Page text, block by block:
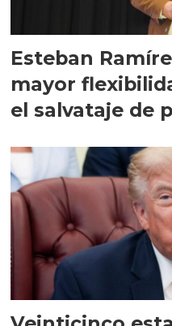
Esteban
mayor
el salvataje de